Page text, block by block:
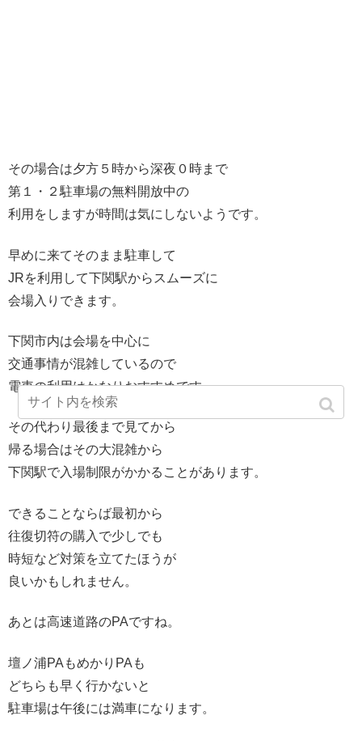
その場合は夕方５時から深夜０時まで
第１・２駐車場の無料開放中の
利用をしますが時間は気にしないようです。
早めに来てそのまま駐車して
JRを利用して下関駅からスムーズに
会場入りできます。
下関市内は会場を中心に
交通事情が混雑しているので
電車の利用はかなりおすすめです。
その代わり最後まで見てから
帰る場合はその大混雑から
下関駅で入場制限がかかることがあります。
できることならば最初から
往復切符の購入で少しでも
時短など対策を立てたほうが
良いかもしれません。
あとは高速道路のPAですね。
壇ノ浦PAもめかりPAも
どちらも早く行かないと
駐車場は午後には満車になります。